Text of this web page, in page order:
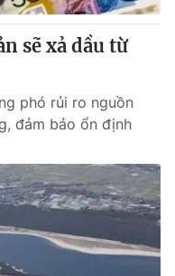
Nam
sẽ xả dầu từ
phó rủi ro nguồn
đảm bảo ổn định